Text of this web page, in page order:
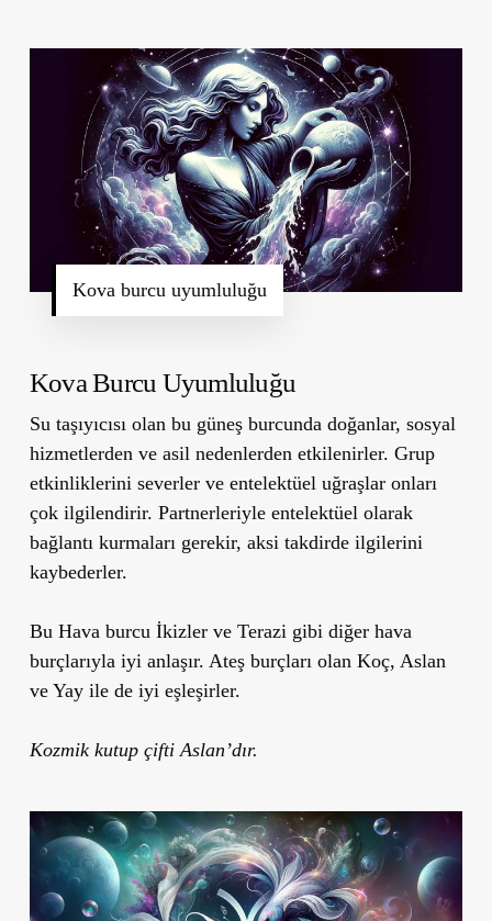
Kova burcu uyumluluğu
Kova Burcu Uyumluluğu
Su taşıyıcısı olan bu güneş burcunda doğanlar, sosyal
hizmetlerden ve asil nedenlerden etkilenirler. Grup
etkinliklerini severler ve entelektüel uğraşlar onları
çok ilgilendirir. Partnerleriyle entelektüel olarak
bağlantı kurmaları gerekir, aksi takdirde ilgilerini
kaybederler.
Bu Hava burcu İkizler ve Terazi gibi diğer hava
burçlarıyla iyi anlaşır. Ateş burçları olan Koç, Aslan
ve Yay ile de iyi eşleşirler.
Kozmik kutup çifti Aslan’dır.